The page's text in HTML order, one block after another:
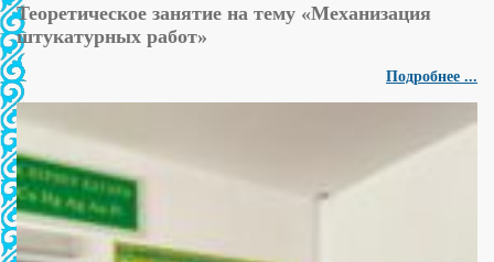
Теоретическое занятие на тему «Механизация
штукатурных работ»
Подробнее ...